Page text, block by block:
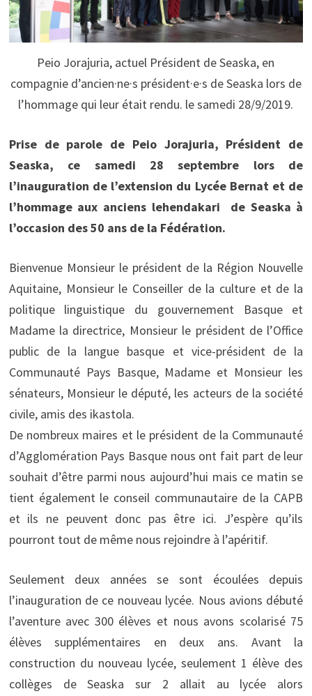
Peio Jorajuria, actuel Président de Seaska, en
compagnie d’ancien·ne·s président·e·s de Seaska lors de
l’hommage qui leur était rendu. le samedi 28/9/2019.
Prise de parole de Peio Jorajuria, Président de
Seaska, ce samedi 28 septembre lors de
l’inauguration de l’extension du Lycée Bernat et de
l’hommage aux anciens lehendakari de Seaska à
l’occasion des 50 ans de la Fédération.
Bienvenue Monsieur le président de la Région Nouvelle
Aquitaine, Monsieur le Conseiller de la culture et de la
politique linguistique du gouvernement Basque et
Madame la directrice, Monsieur le président de l’Office
public de la langue basque et vice-président de la
Communauté Pays Basque, Madame et Monsieur les
sénateurs, Monsieur le député, les acteurs de la société
civile, amis des ikastola.
De nombreux maires et le président de la Communauté
d’Agglomération Pays Basque nous ont fait part de leur
souhait d’être parmi nous aujourd’hui mais ce matin se
tient également le conseil communautaire de la CAPB
et ils ne peuvent donc pas être ici. J’espère qu’ils
pourront tout de même nous rejoindre à l’apéritif.
Seulement deux années se sont écoulées depuis
l’inauguration de ce nouveau lycée. Nous avions débuté
l’aventure avec 300 élèves et nous avons scolarisé 75
élèves supplémentaires en deux ans. Avant la
construction du nouveau lycée, seulement 1 élève des
collèges de Seaska sur 2 allait au lycée alors